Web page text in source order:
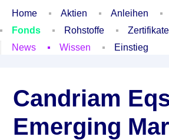
Home Aktien Anleihen
Fonds
Rohstoffe Zertifikate
News
Wissen Einstieg
Candriam
Emerging